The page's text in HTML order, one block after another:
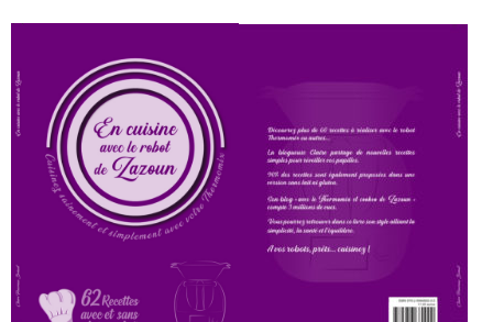
le
de
Zazoun"
quantity